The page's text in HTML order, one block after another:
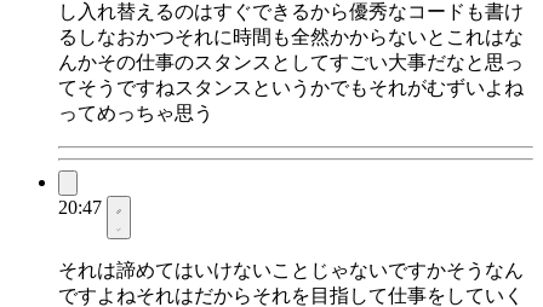
し入れ替えるのはすぐできるから優秀なコードも書け
るしなおかつそれに時間も全然かからないとこれはな
んかその仕事のスタンスとしてすごい大事だなと思っ
てそうですねスタンスというかでもそれがむずいよね
ってめっちゃ思う
20:47
それは諦めてはいけないことじゃないですかそうなん
ですよねそれはだからそれを目指して仕事をしていく